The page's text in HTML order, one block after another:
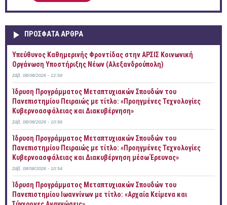
ΠΡOΣΦΑΤΑ AΡΘΡΑ
Yπεύθυνος Καθημερινής Φροντίδας στην ΑΡΣΙΣ Κοινωνική
Οργάνωση Υποστήριξης Νέων (Αλεξανδρούπολη)
Σάβ, 08/08/2026 - 12:59
Ίδρυση Προγράμματος Μεταπτυχιακών Σπουδών του
Πανεπιστημίου Πειραιώς με τίτλο: «Προηγμένες Τεχνολογίες
Κυβερνοασφάλειας και Διακυβέρνηση»
Σάβ, 08/08/2026 - 10:56
Ίδρυση Προγράμματος Μεταπτυχιακών Σπουδών του
Πανεπιστημίου Πειραιώς με τίτλο: «Προηγμένες Τεχνολογίες
Κυβερνοασφάλειας και Διακυβέρνηση μέσω Έρευνας»
Σάβ, 08/08/2026 - 10:54
Ίδρυση Προγράμματος Μεταπτυχιακών Σπουδών του
Πανεπιστημίου Ιωαννίνων με τίτλο: «Αρχαία Κείμενα και